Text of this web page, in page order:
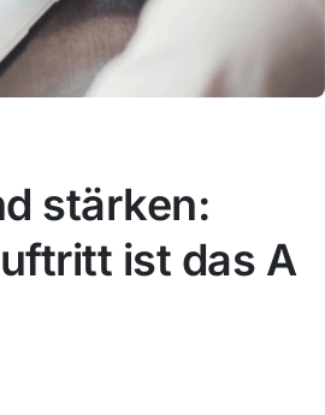
stärken:
ist das A